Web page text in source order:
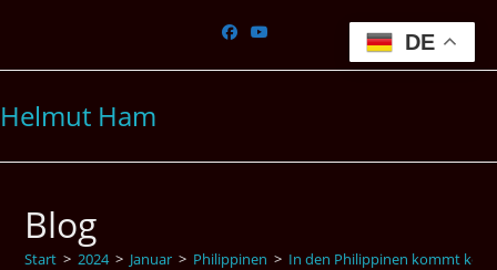
springen
Helmut Ham
Blog
Start > 2024 > Januar > Philippinen > In den Philippinen kommt
DE